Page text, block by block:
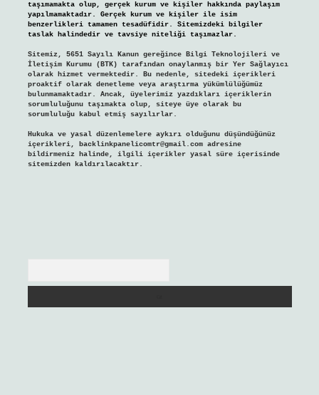
taşımamakta olup, gerçek kurum ve kişiler hakkında paylaşım
yapılmamaktadır. Gerçek kurum ve kişiler ile isim
benzerlikleri tamamen tesadüfidir. Sitemizdeki bilgiler
taslak halindedir ve tavsiye niteliği taşımazlar.
Sitemiz, 5651 Sayılı Kanun gereğince Bilgi Teknolojileri ve
İletişim Kurumu (BTK) tarafından onaylanmış bir Yer Sağlayıcı
olarak hizmet vermektedir. Bu nedenle, sitedeki içerikleri
proaktif olarak denetleme veya araştırma yükümlülüğümüz
bulunmamaktadır. Ancak, üyelerimiz yazdıkları içeriklerin
sorumluluğunu taşımakta olup, siteye üye olarak bu
sorumluluğu kabul etmiş sayılırlar.
Hukuka ve yasal düzenlemelere aykırı olduğunu düşündüğünüz
içerikleri, backlinkpanelicomtr@gmail.comadresine
bildirmeniz halinde, ilgili içerikler yasal süre içerisinde
sitemizden kaldırılacaktır.